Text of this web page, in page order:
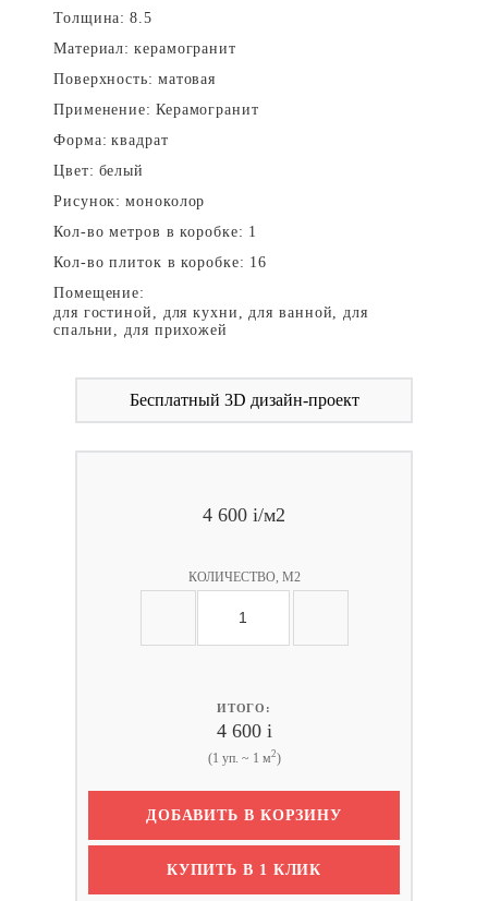
Толщина: 8.5
Материал: керамогранит
Поверхность: матовая
Применение: Керамогранит
Форма: квадрат
Цвет: белый
Рисунок: моноколор
Кол-во метров в коробке: 1
Кол-во плиток в коробке: 16
Помещение:
для гостиной, для кухни, для ванной, для
спальни, для прихожей
Бесплатный 3D дизайн-проект
4 600 i/м2
КОЛИЧЕСТВО, М2
ИТОГО:
4 600 i
(1 уп. ~ 1 м2)
ДОБАВИТЬ В КОРЗИНУ
КУПИТЬ В 1 КЛИК